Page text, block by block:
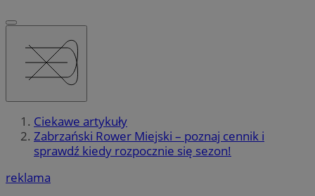
Ciekawe artykuły
Zabrzański Rower Miejski – poznaj cennik i
sprawdź kiedy rozpocznie się sezon!
reklama